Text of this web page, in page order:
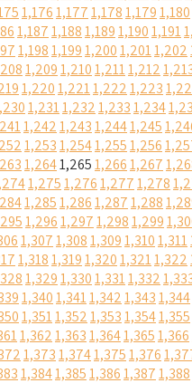
1,1761,1771,1781,1791,180
1,1871,1881,1891,1901,191
1,1981,1991,2001,2011,202
1,2091,2101,2111,212
1,2201,2211,2221,223
1,2311,2321,2331,234
1,2421,2431,2441,245
1,2531,2541,2551,256
1,2641,2651,2661,267
1,2751,2761,2771,278
1,2851,2861,2871,288
1,2961,2971,2981,299
1,3071,3081,3091,3101,311
1,3181,3191,3201,3211,322
1,3291,3301,3311,332
1,3401,3411,3421,3431,344
1,3511,3521,3531,3541,355
1,3621,3631,3641,3651,366
1,3731,3741,3751,376
1,3841,3851,3861,3871,388